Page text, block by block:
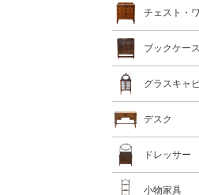
チェスト・
ブックケース
グラスキャ
デスク
ドレッサー
小物家具